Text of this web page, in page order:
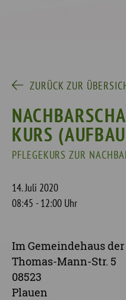
ZURÜCK ZUR
KURS
PFLEGEKURS ZUR
14. Juli 2020
08:45 - 12:00 Uhr
Im Gemeindehaus
Thomas-Mann-Str. 5
08523
Plauen